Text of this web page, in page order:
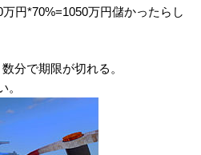
円*70%=1050万円儲かったらし
分で期限が切れる。
。